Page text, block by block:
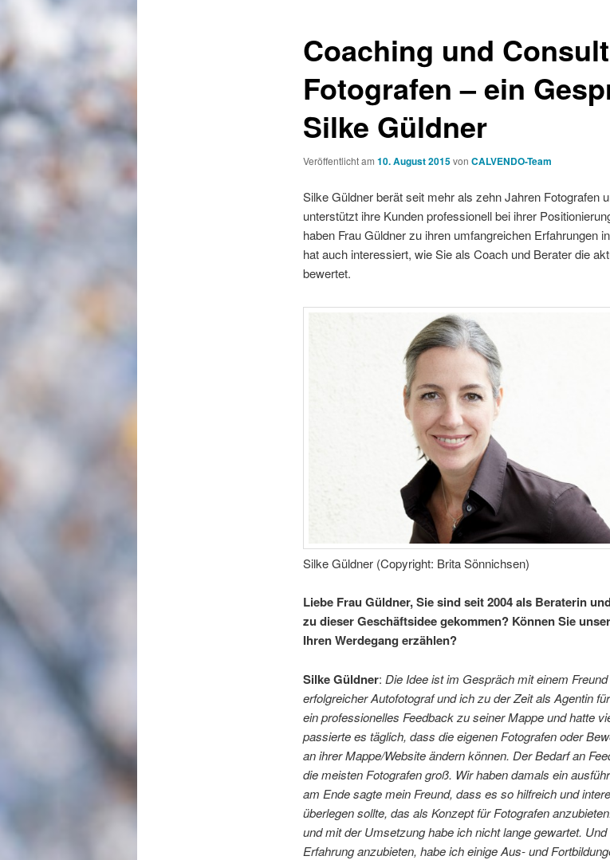
Coaching und
Fotografen – ein
Silke Güldner
Veröffentlicht am 10. August 2015von CALVENDO-Team
Silke Güldner berät seit mehr als zehn Jahren Fotografen
unterstützt ihre Kunden professionell bei ihrer
haben Frau Güldner zu ihren umfangreichen Erfahrungen
hat auch interessiert, wie Sie als Coach und Berater die
bewertet.
Silke Güldner (Copyright: Brita Sönnichsen)
Liebe Frau Güldner, Sie sind seit 2004 als Beraterin
zu dieser Geschäftsidee gekommen? Können Sie
Ihren Werdegang erzählen?
Silke Güldner: Die Idee ist im Gespräch mit einem
erfolgreicher Autofotograf und ich zu der Zeit als Agentin
ein professionelles Feedback zu seiner Mappe und hatte
passierte es täglich, dass die eigenen Fotografen oder
an ihrer Mappe/Website ändern können. Der Bedarf an
die meisten Fotografen groß. Wir haben damals ein
am Ende sagte mein Freund, dass es so hilfreich und
überlegen sollte, das als Konzept für Fotografen
und mit der Umsetzung habe ich nicht lange gewartet.
Erfahrung anzubieten, habe ich einige Aus- und